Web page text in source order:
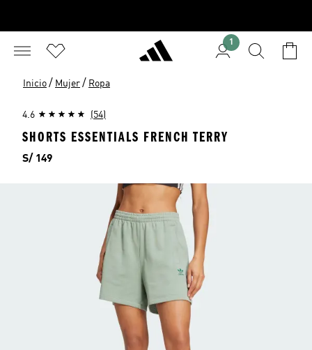
1
Inicio / Mujer / Ropa
4.6 (54)
SHORTS ESSENTIALS FRENCH TERRY
Precio
S/ 149